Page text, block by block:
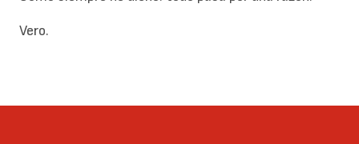
Vero.